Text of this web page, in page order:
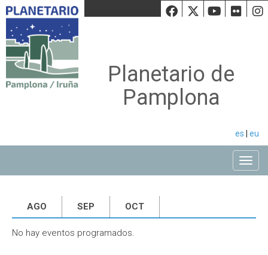
Facebook
Twiiter
Planetario de
Pamplona
es eu
AGO SEP OCT
No hay eventos programados.